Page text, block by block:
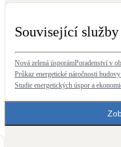
Fotovoltaika
Tepelná
Klimatizace
Obálka budovy
Související služby
Nová zelená úsporámPoradenství v
Průkaz energetické náročnosti
Studie energetických úspor a